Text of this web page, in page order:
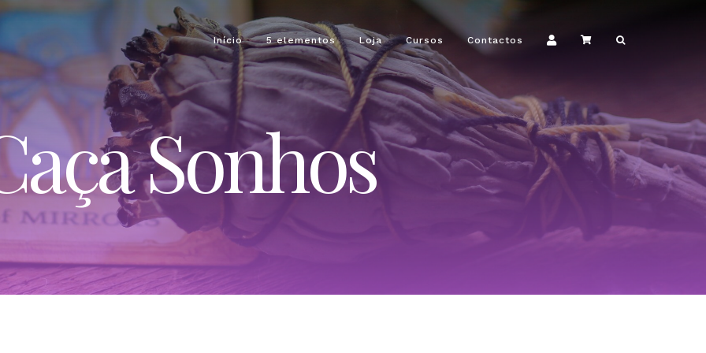
Início 5 elementos Loja Cursos Contactos
Sonhos